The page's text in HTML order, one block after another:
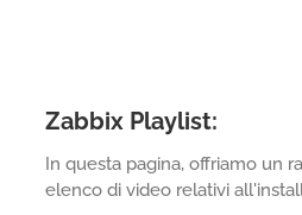
Zabbix Playlist:
In questa pagina, offriamo un
elenco di video relativi